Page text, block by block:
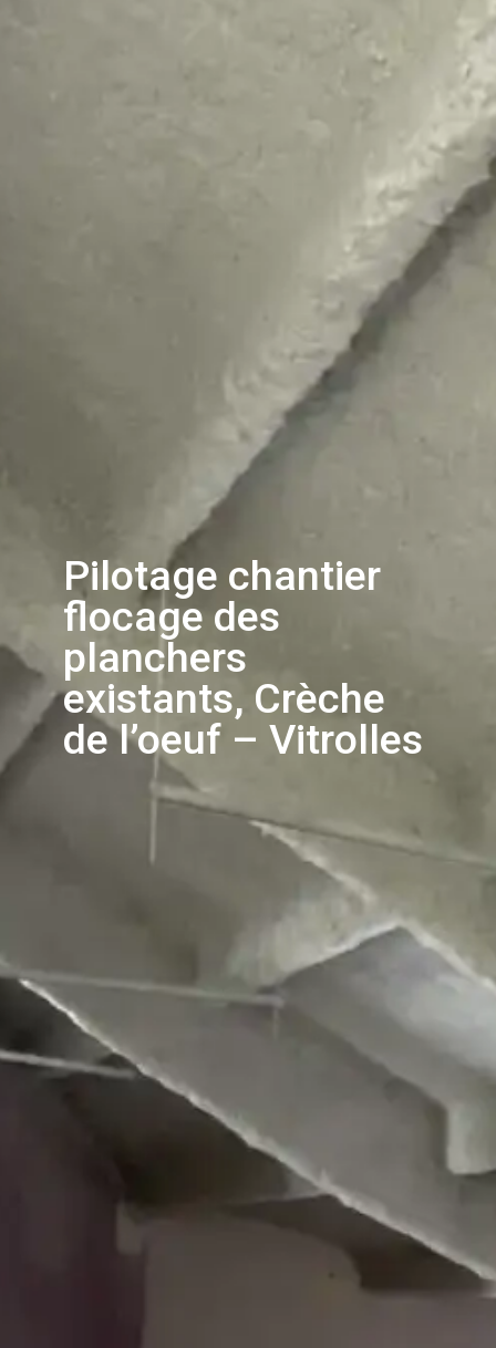
Pilotage chantier
flocage des
planchers
existants, Crèche
de l’oeuf – Vitrolles